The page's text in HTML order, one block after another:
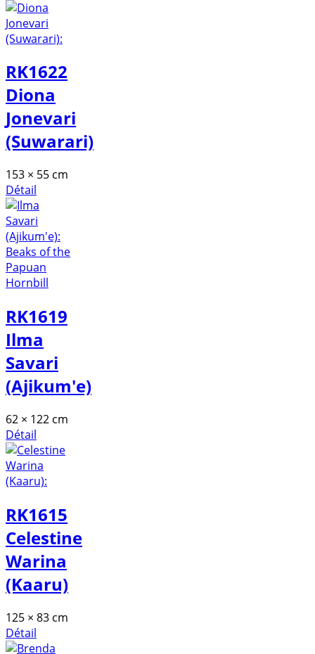
RK1622
Diona
Jonevari
(Suwarari)
153 × 55 cm
Détail
RK1619
Ilma
Savari
(Ajikum'e)
62 × 122 cm
Détail
RK1615
Celestine
Warina
(Kaaru)
125 × 83 cm
Détail